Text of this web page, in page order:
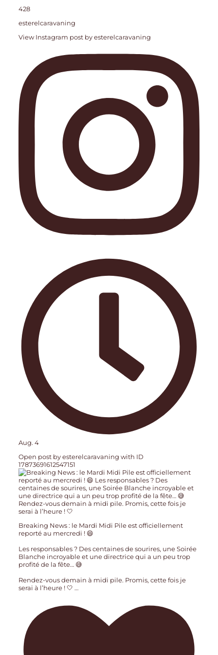
428
esterelcaravaning
View Instagram post by esterelcaravaning
Aug. 4
Open post by esterelcaravaning with ID
17873691612547151
Breaking News : le Mardi Midi Pile est officiellement
reporté au mercredi ! 😄
Les responsables ? Des centaines de sourires, une Soirée
Blanche incroyable et une directrice qui a un peu trop
profité de la fête… 😅
Rendez-vous demain à midi pile. Promis, cette fois je
serai à l’heure ! 🤍 …